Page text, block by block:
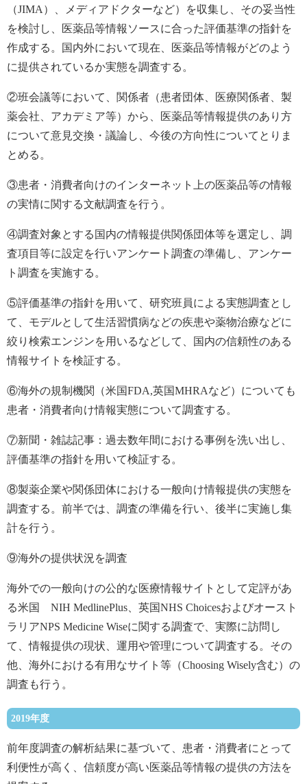
（JIMA）、メディアドクターなど）を収集し、その妥当性
を検討し、医薬品等情報ソースに合った評価基準の指針を
作成する。国内外において現在、医薬品等情報がどのよう
に提供されているか実態を調査する。
②班会議等において、関係者（患者団体、医療関係者、製
薬会社、アカデミア等）から、医薬品等情報提供のあり方
について意見交換・議論し、今後の方向性についてとりま
とめる。
③患者・消費者向けのインターネット上の医薬品等の情報
の実情に関する文献調査を行う。
④調査対象とする国内の情報提供関係団体等を選定し、調
査項目等に設定を行いアンケート調査の準備し、アンケー
ト調査を実施する。
⑤評価基準の指針を用いて、研究班員による実態調査とし
て、モデルとして生活習慣病などの疾患や薬物治療などに
絞り検索エンジンを用いるなどして、国内の信頼性のある
情報サイトを検証する。
⑥海外の規制機関（米国FDA,英国MHRAなど）についても
患者・消費者向け情報実態について調査する。
⑦新聞・雑誌記事：過去数年間における事例を洗い出し、
評価基準の指針を用いて検証する。
⑧製薬企業や関係団体における一般向け情報提供の実態を
調査する。前半では、調査の準備を行い、後半に実施し集
計を行う。
⑨海外の提供状況を調査
海外での一般向けの公的な医療情報サイトとして定評があ
る米国 NIH MedlinePlus、英国NHS Choicesおよびオースト
ラリアNPS Medicine Wiseに関する調査で、実際に訪問し
て、情報提供の現状、運用や管理について調査する。その
他、海外における有用なサイト等（Choosing Wisely含む）の
調査も行う。
2019年度
前年度調査の解析結果に基づいて、患者・消費者にとって
利便性が高く、信頼度が高い医薬品等情報の提供の方法を